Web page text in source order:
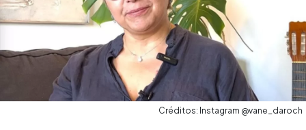
Créditos: Instagram @vane_daroch